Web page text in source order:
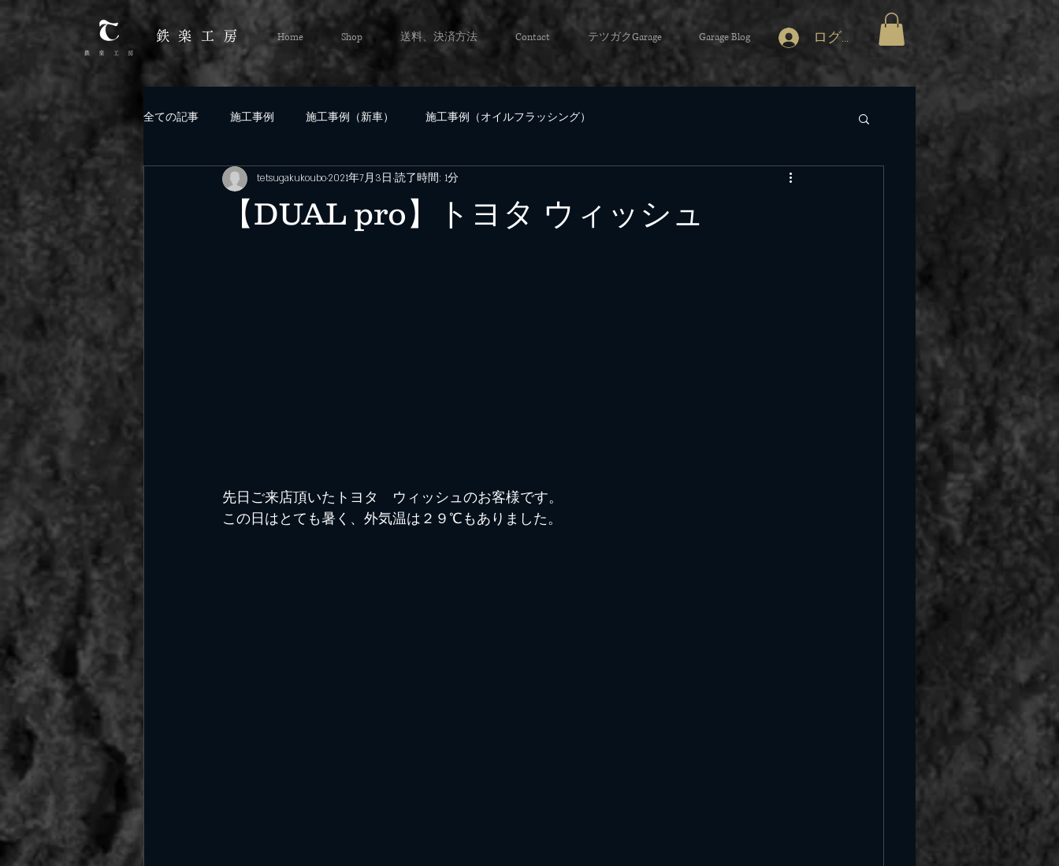
鉄楽工 房 Home Shop 送料、決済方法 Contact テツガクGarage Garage Blog ログイン
全ての記事 施工事例 施工事例（新車） 施工事例（オイルフラッシング）
【DUAL pro】トヨタ ウィッシュ
tetsugakukoubo2021年7月3日 読了時間: 1分
先日ご来店頂いたトヨタ　ウィッシュのお客様です。
この日はとても暑く、外気温は２９℃もありました。